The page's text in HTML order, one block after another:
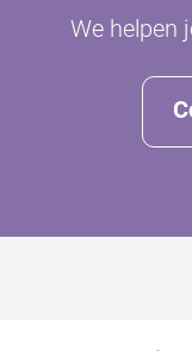
We helpen